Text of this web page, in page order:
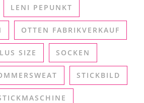
LENI PEPUNKT
OTTEN FABRIKVERKAUF
SIZE SOCKEN
STICKBILD